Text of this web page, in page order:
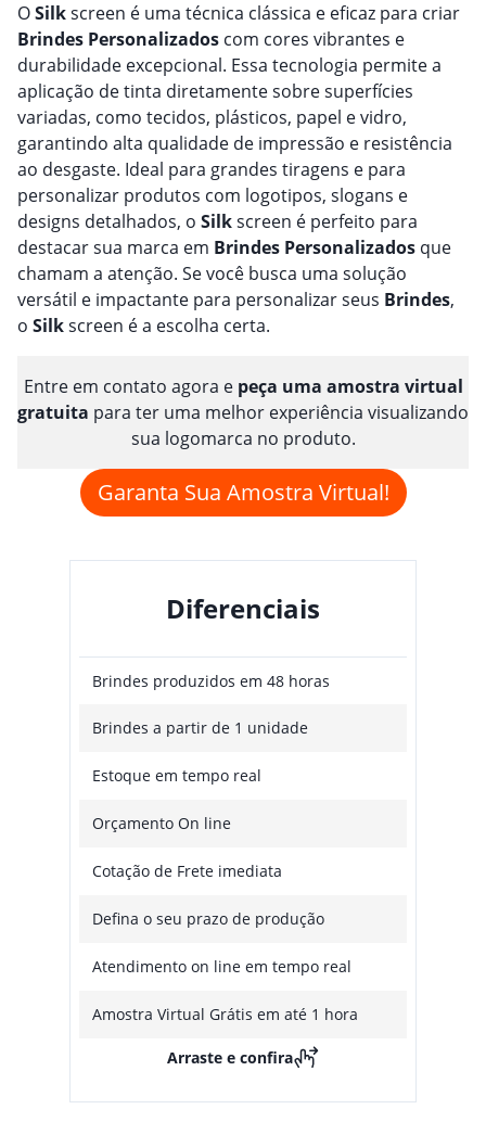
OSilkscreen é uma técnica clássica e eficaz para criar
Brindes Personalizados com cores vibrantes e
durabilidade excepcional. Essa tecnologia permite a
aplicação de tinta diretamente sobre superfícies
variadas, como tecidos, plásticos, papel e vidro,
garantindo alta qualidade de impressão e resistência
ao desgaste. Ideal para grandes tiragens e para
personalizar produtos com logotipos, slogans e
designs detalhados, o Silkscreen é perfeito para
destacar sua marca em Brindes Personalizados que
chamam a atenção. Se você busca uma solução
versátil e impactante para personalizar seus Brindes,
o Silkscreen é a escolha certa.
Entre em contato agora e peça uma amostra virtual
gratuita para ter uma melhor experiência visualizando
sua logomarca no produto.
Garanta Sua Amostra Virtual!
Diferenciais
Brindes produzidos em 48 horas
Brindes a partir de 1 unidade
Estoque em tempo real
Orçamento On line
Cotação de Frete imediata
Defina o seu prazo de produção
Atendimento on line em tempo real
Amostra Virtual Grátis em até 1 hora
Arraste e confira